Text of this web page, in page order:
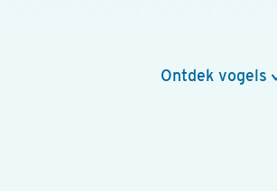
Ontdek vogels